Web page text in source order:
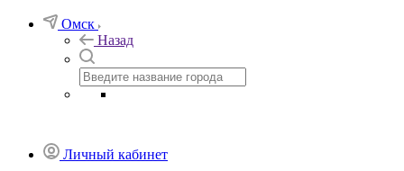
Омск
Назад
Личный кабинет